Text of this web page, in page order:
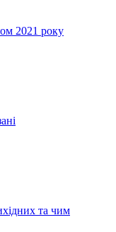
2021 року
та чим